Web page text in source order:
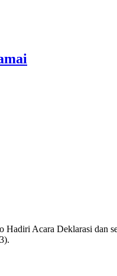
Acara Deklarasi dan